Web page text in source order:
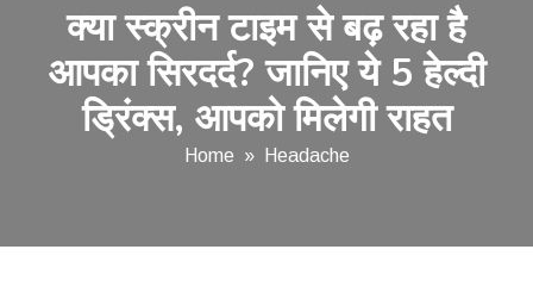
क्या स्क्रीन टाइम से बढ़ रहा है
आपका सिरदर्द? जानिए ये 5 हेल्दी
ड्रिंक्स, आपको मिलेगी राहत
Home » Headache